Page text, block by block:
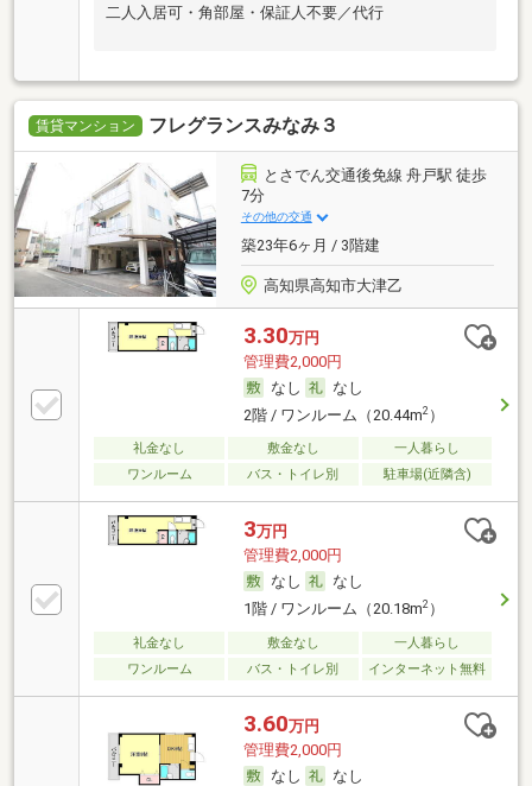
二人入居可・角部屋・保証人不要／代行
賃貸マンション フレグランスみなみ３
とさでん交通後免線 舟戸駅 徒歩
7分
その他の交通
築23年6ヶ月 / 3階建
高知県高知市大津乙
3.30万円
管理費2,000円
なし
なし
2階 / ワンルーム（20.44m2）
礼金なし 敷金なし
一人暮らし
ワンルーム
バス・トイレ別 駐車場(近隣含)
3万円
管理費2,000円
なし
なし
1階 / ワンルーム（20.18m2）
礼金なし 敷金なし
一人暮らし
ワンルーム
バス・トイレ別 インターネット無料
3.60万円
管理費2,000円
なし
なし